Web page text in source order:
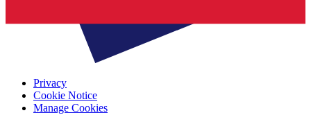
Privacy
Cookie Notice
Manage Cookies